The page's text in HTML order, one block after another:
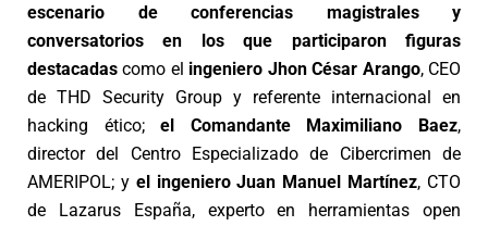
escenario de conferencias magistrales y
conversatorios en los que participaron figuras
destacadas como el ingeniero Jhon César Arango, CEO
de THD Security Group y referente internacional en
hacking ético;el Comandante Maximiliano Baez,
director del Centro Especializado de Cibercrimen de
AMERIPOL; y el ingeniero Juan Manuel Martínez, CTO
de Lazarus España, experto en herramientas open